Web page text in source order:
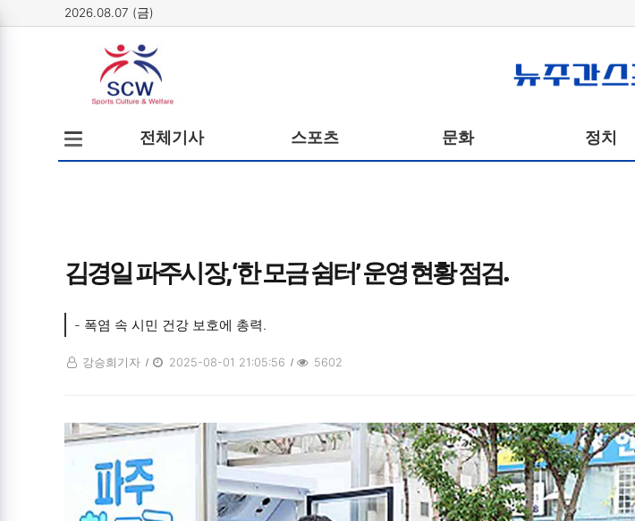
2026.08.07 (금)
뉴주간스포츠
전체메뉴
열기/
닫기
전체기사 스포츠 문화 정치
뉴
김경일 파주시장, ‘한 모금 쉼터’ 운영 현황 점검.
- 폭염 속 시민 건강 보호에 총력.
강승희기자 2025-08-01 21:05:56 5602